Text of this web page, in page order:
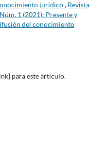
jurídico, Revista
1 (2021): Presente y
del conocimiento
para este artículo.